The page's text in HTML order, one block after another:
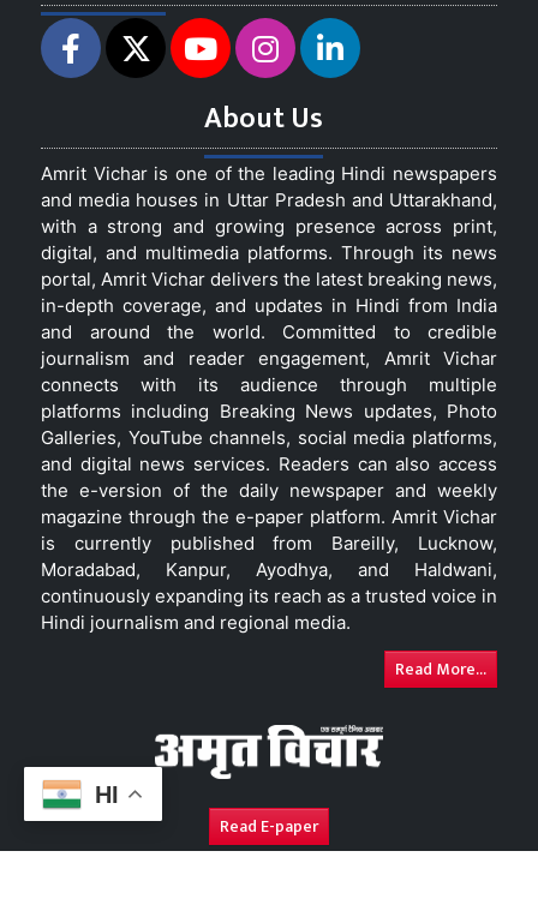
HI
About Us
Amrit Vichar is one of the leading Hindi newspapers
and media houses in Uttar Pradesh and Uttarakhand,
with a strong and growing presence across print,
digital, and multimedia platforms. Through its news
portal, Amrit Vichar delivers the latest breaking news,
in-depth coverage, and updates in Hindi from India
and around the world. Committed to credible
journalism and reader engagement, Amrit Vichar
connects with its audience through multiple
platforms including Breaking News updates, Photo
Galleries, YouTube channels, social media platforms,
and digital news services. Readers can also access
the e-version of the daily newspaper and weekly
magazine through the e-paper platform. Amrit Vichar
is currently published from Bareilly, Lucknow,
Moradabad, Kanpur, Ayodhya, and Haldwani,
continuously expanding its reach as a trusted voice in
Hindi journalism and regional media.
Read More...
Read E-paper